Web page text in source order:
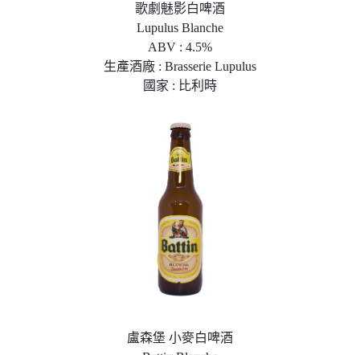
歌劇魅影白啤酒
Lupulus Blanche
ABV : 4.5%
生產酒廠 : Brasserie Lupulus
國家 : 比利時
盧森堡 小麥白啤酒